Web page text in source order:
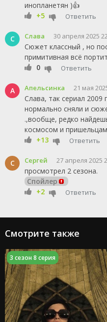
инопланетян )👍
+5
Ответить
С Слава 30 апреля 2025
Сюжет классный , но
примитивная всё
0
Ответить
А Апельсинка 21 мая
Слава, так сериал 2009
нормально сняли и
.,вообще, редко
космосом и
+13
Ответить
С Сергей 27 апреля 2025
просмотрел 2 сезона.
Спойлер
+2
Ответить
Смотрите также
3 сезон 8 серия